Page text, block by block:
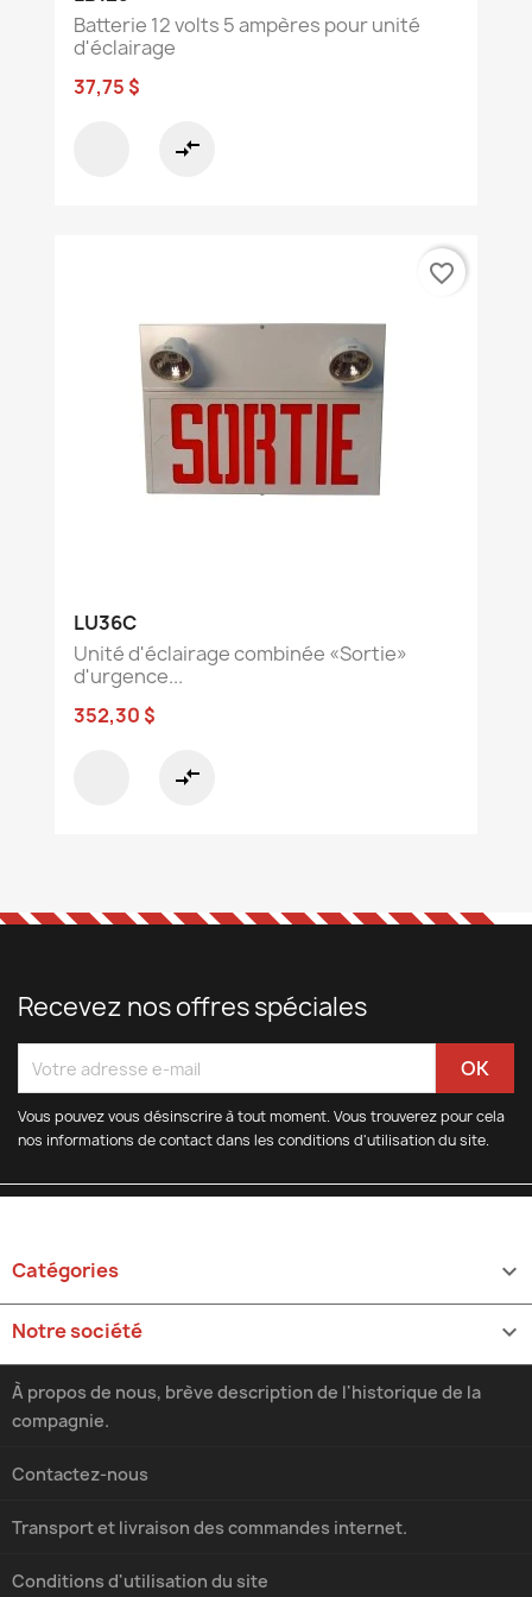
Batterie 12 volts 5 ampères pour unité
d'éclairage
37,75 $
compare_arrows
LU36C
Unité d'éclairage combinée «Sortie»
d'urgence...
352,30 $
compare_arrows
favorite_border
Recevez nos offres spéciales
Vous pouvez vous désinscrire à tout moment. Vous trouverez pour cela
nos informations de contact dans les conditions d'utilisation du site.
Catégories 
Notre société 
Transport et livraison des commandes internet.
Conditions d'utilisation du site
À propos de nous, brève description de l'historique de la
compagnie.
Contactez-nous